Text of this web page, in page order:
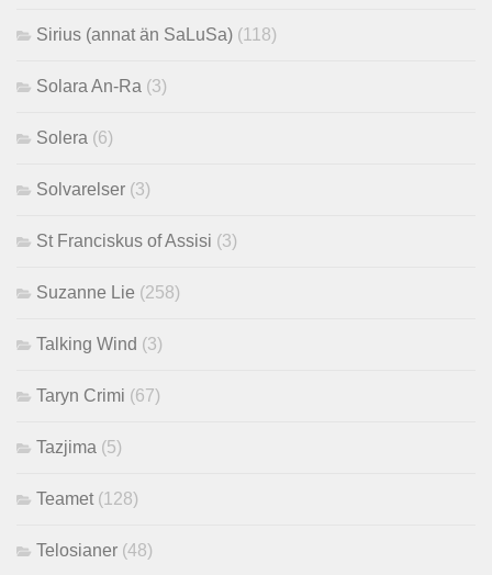
Sirius (annat än SaLuSa) (118)
Solara An-Ra (3)
Solera (6)
Solvarelser (3)
St Franciskus of Assisi (3)
Suzanne Lie (258)
Talking Wind (3)
Taryn Crimi (67)
Tazjima (5)
Teamet (128)
Telosianer (48)